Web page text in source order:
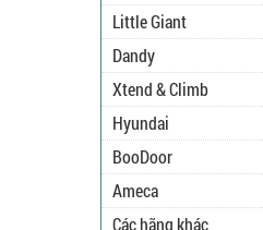
Little Giant
Dandy
Xtend & Climb
Hyundai
BooDoor
Ameca
Các hãng khác